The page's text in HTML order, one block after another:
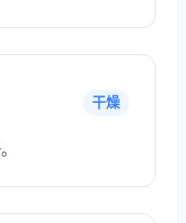
干燥